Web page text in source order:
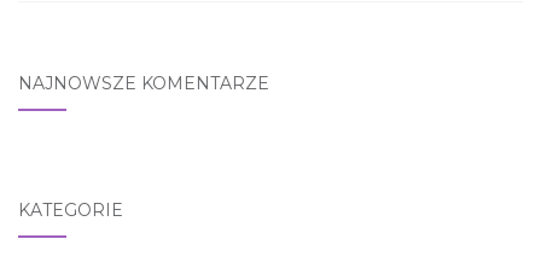
NAJNOWSZE KOMENTARZE
KATEGORIE